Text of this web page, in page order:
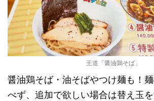
王道「醤油鶏そば」
醤油鶏そば・油そばやつけ麺も！
べず、追加で欲しい場合は替え玉